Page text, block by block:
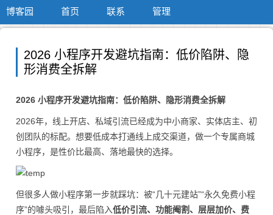
博客园 首页 联系 管理
2026 小程序开发避坑指南：低价陷阱、隐
形消费全拆解
2026 小程序开发避坑指南：低价陷阱、隐形消费全拆解
2026年，线上开店、私域引流已经成为中小商家、实体店主、初
创团队的标配。想要低成本打通线上成交渠道，做一个专属商城
小程序，是性价比最高、落地最快的选择。
但很多人做小程序第一步就踩坑：被“几十元建站”“永久免费小程
序”的噱头吸引，最后陷入低价引流、功能阉割、层层加价、费